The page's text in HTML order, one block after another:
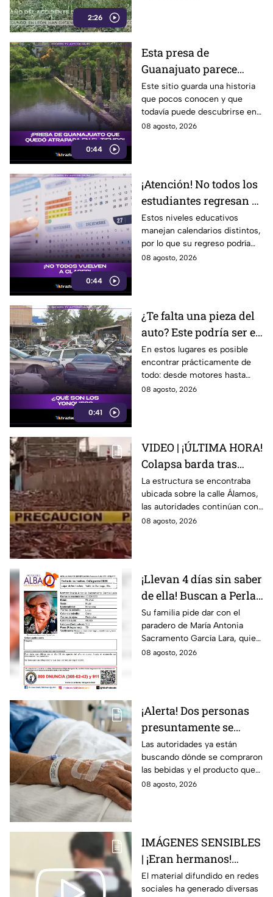
2:26
0:44
Esta presa de
Guanajuato parece
haberse quedado
atrapada en el tiempo;
¿cuál es?
Este sitio guarda una historia
que pocos conocen y que
todavía puede descubrirse en
Guanajuato.
08 agosto, 2026
0:44
¡Atención! No todos los
estudiantes regresan a
clases; este es el
calendario escolar
2026-2027; ¿afectará a
Guanajuato?
Estos niveles educativos
manejan calendarios distintos,
por lo que su regreso podría
ser antes o después.
08 agosto, 2026
0:41
¿Te falta una pieza del
auto? Este podría ser el
lugar ideal para los
automovilistas
En estos lugares es posible
encontrar prácticamente de
todo: desde motores hasta
transmisores.
08 agosto, 2026
VIDEO | ¡ÚLTIMA HORA!
Colapsa barda tras
intensa lluvia en León;
¿hay personas
lesionadas?
La estructura se encontraba
ubicada sobre la calle Álamos,
las autoridades continúan con
las investigaciones.
08 agosto, 2026
¡Llevan 4 días sin saber
de ella! Buscan a Perla
Alejandra Martín del
Campo Medina,
desaparecida en
Guanajuato
Su familia pide dar con el
paradero de María Antonia
Sacramento García Lara, quien
fue vista por última vez el 4 de
08 agosto, 2026
¡Alerta! Dos personas
presuntamente se
encuentran delicadas
por ingerir bebidas
alcohólicas
adulteradas en Celaya:
Las autoridades ya están
buscando dónde se compraron
las bebidas y el producto que
causó la intoxicación.
08 agosto, 2026
IMÁGENES SENSIBLES
| ¡Eran hermanos!
Captan brut4l agresión
contra un hombre que
El material difundido en redes
sociales ha generado diversas